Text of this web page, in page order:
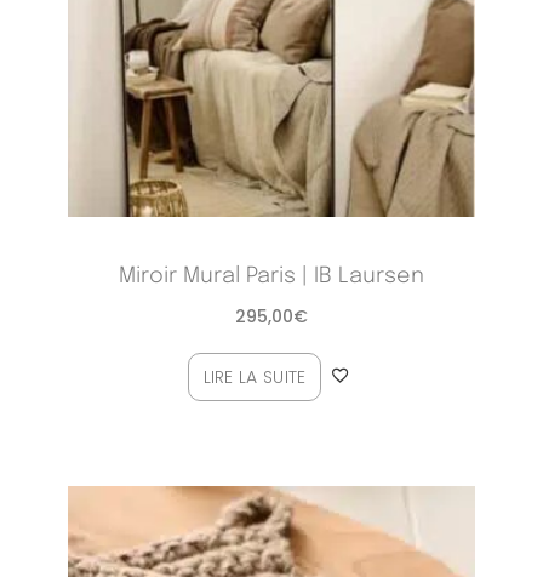
Miroir Mural Paris | IB Laursen
295,00€
LIRE LA SUITE